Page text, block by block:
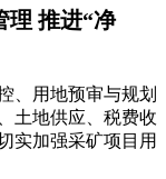
理 推进“净
、用地预审与规划
土地供应、税费收
实加强采矿项目用